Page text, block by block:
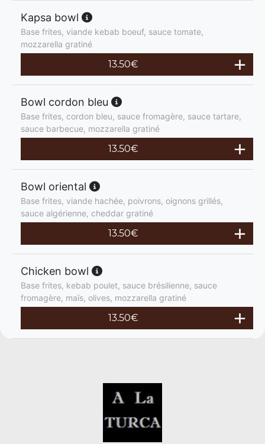
Kapsa bowl
Base frites, viande kebab boeuf, sauce tomate,
mozzarella gratiné
13.50€
Bowl cordon bleu
Base frites, cordon bleu, sauce fromagère, sauce tartare,
sauce barbecue, mozzarella gratiné
13.50€
Bowl oriental
Base frites, viande hachée, poivrons, oignons grillés,
sauce algérienne, cheddar gratiné
13.50€
Chicken bowl
Base frites, kebab poulet, sauce brésilienne, sauce
fromagère, maïs, olives, mozzarella gratiné
13.50€